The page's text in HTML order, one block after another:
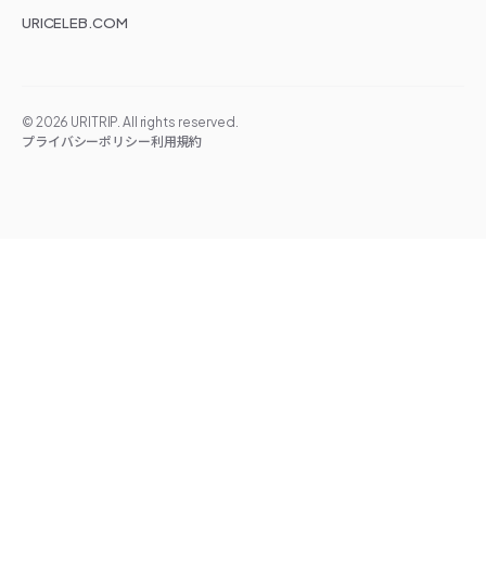
URICELEB.COM
© 2026 URITRIP. All rights reserved.
プライバシーポリシー利用規約